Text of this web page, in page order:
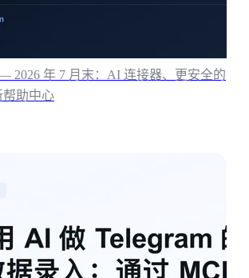
2026 年 7 月末：AI 连接器、更安全的
帮助中心